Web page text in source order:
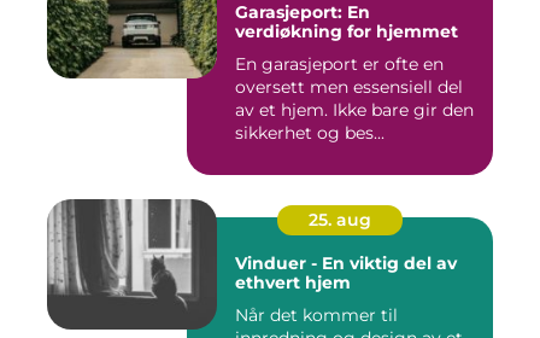
Garasjeport: En
verdiøkning for hjemmet
En garasjeport er ofte en
oversett men essensiell del
av et hjem. Ikke bare gir den
sikkerhet og bes...
25. aug
Vinduer - En viktig del av
ethvert hjem
Når det kommer til